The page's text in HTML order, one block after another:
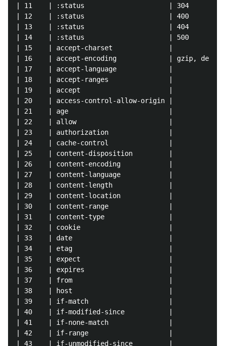
| 11    | :status                     | 304
| 12    | :status                     | 400
| 13    | :status                     | 404
| 14    | :status                     | 500
| 15    | accept-charset              |
| 16    | accept-encoding             | gzip,
| 17    | accept-language             |
| 18    | accept-ranges               |
| 19    | accept                      |
| 20    | access-control-allow-origin |
| 21    | age                         |
| 22    | allow                       |
| 23    | authorization               |
| 24    | cache-control               |
| 25    | content-disposition         |
| 26    | content-encoding            |
| 27    | content-language            |
| 28    | content-length              |
| 29    | content-location            |
| 30    | content-range               |
| 31    | content-type                |
| 32    | cookie                      |
| 33    | date                        |
| 34    | etag                        |
| 35    | expect                      |
| 36    | expires                     |
| 37    | from                        |
| 38    | host                        |
| 39    | if-match                    |
| 40    | if-modified-since           |
| 41    | if-none-match               |
| 42    | if-range                    |
| 43    | if-unmodified-since         |